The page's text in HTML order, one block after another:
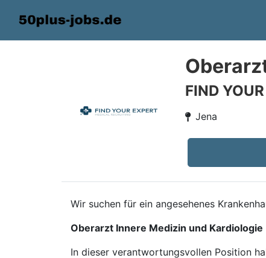
FIND
Jena
Wir suchen für ein angesehenes
Oberarzt Innere Medizin und
In dieser verantwortungsvollen Position